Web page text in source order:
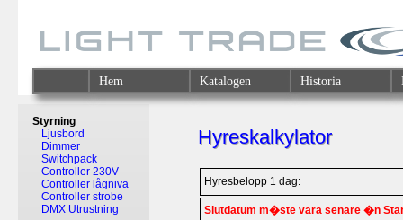
Hem Katalogen Historia
Styrning
Ljusbord
Dimmer
Switchpack
Controller 230V
Controller lågniva
Controller strobe
DMX Utrustning
Hyreskalkylator
Hyresbelopp 1 dag:
Slutdatum m�ste vara senare �n